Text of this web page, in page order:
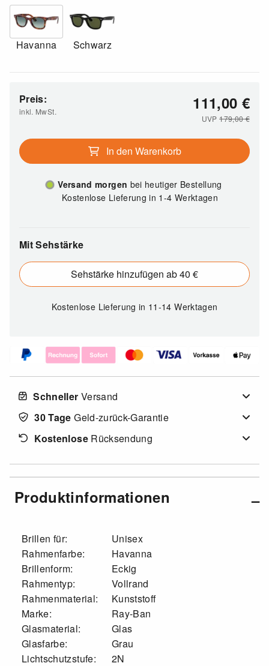
Havanna Schwarz
Preis:
inkl. MwSt. 111,00 €
UVP179,00€
In den Warenkorb
Versand morgen bei heutiger Bestellung
Kostenlose Lieferung in 1-4 Werktagen
Mit Sehstärke
Sehstärke hinzufügen ab 40 €
Kostenlose Lieferungin 11-14 Werktagen
Schneller Versand
30 Tage Geld-zurück-Garantie
KostenloseRücksendung
Produktinformationen
Brillen für:
Unisex
Rahmenfarbe:
Havanna
Brillenform:
Eckig
Rahmentyp:
Vollrand
Rahmenmaterial:
Kunststoff
Marke:
Ray-Ban
Glasmaterial:
Glas
Glasfarbe:
Grau
Lichtschutzstufe:
2N